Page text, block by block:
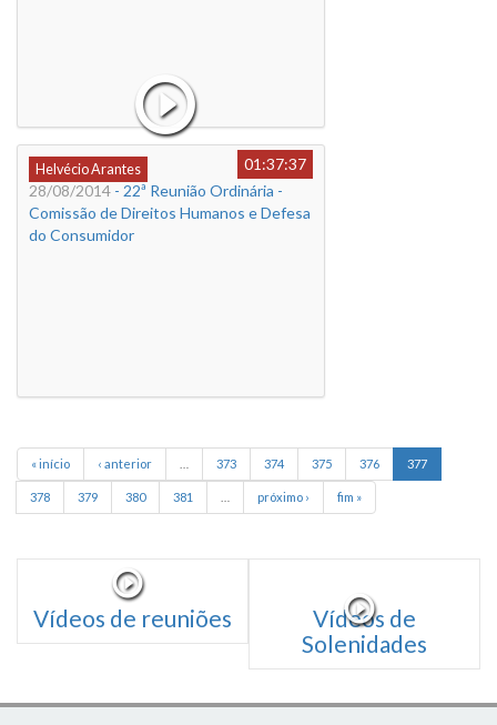
Helvécio Arantes
01:37:37
28/08/2014 - 22ª Reunião Ordinária -
Comissão de Direitos Humanos e Defesa
do Consumidor
« início ‹ anterior 373 374 375 376 377
378 379 380 381 próximo › fim »
Vídeos de reuniões
Vídeos de
Solenidades